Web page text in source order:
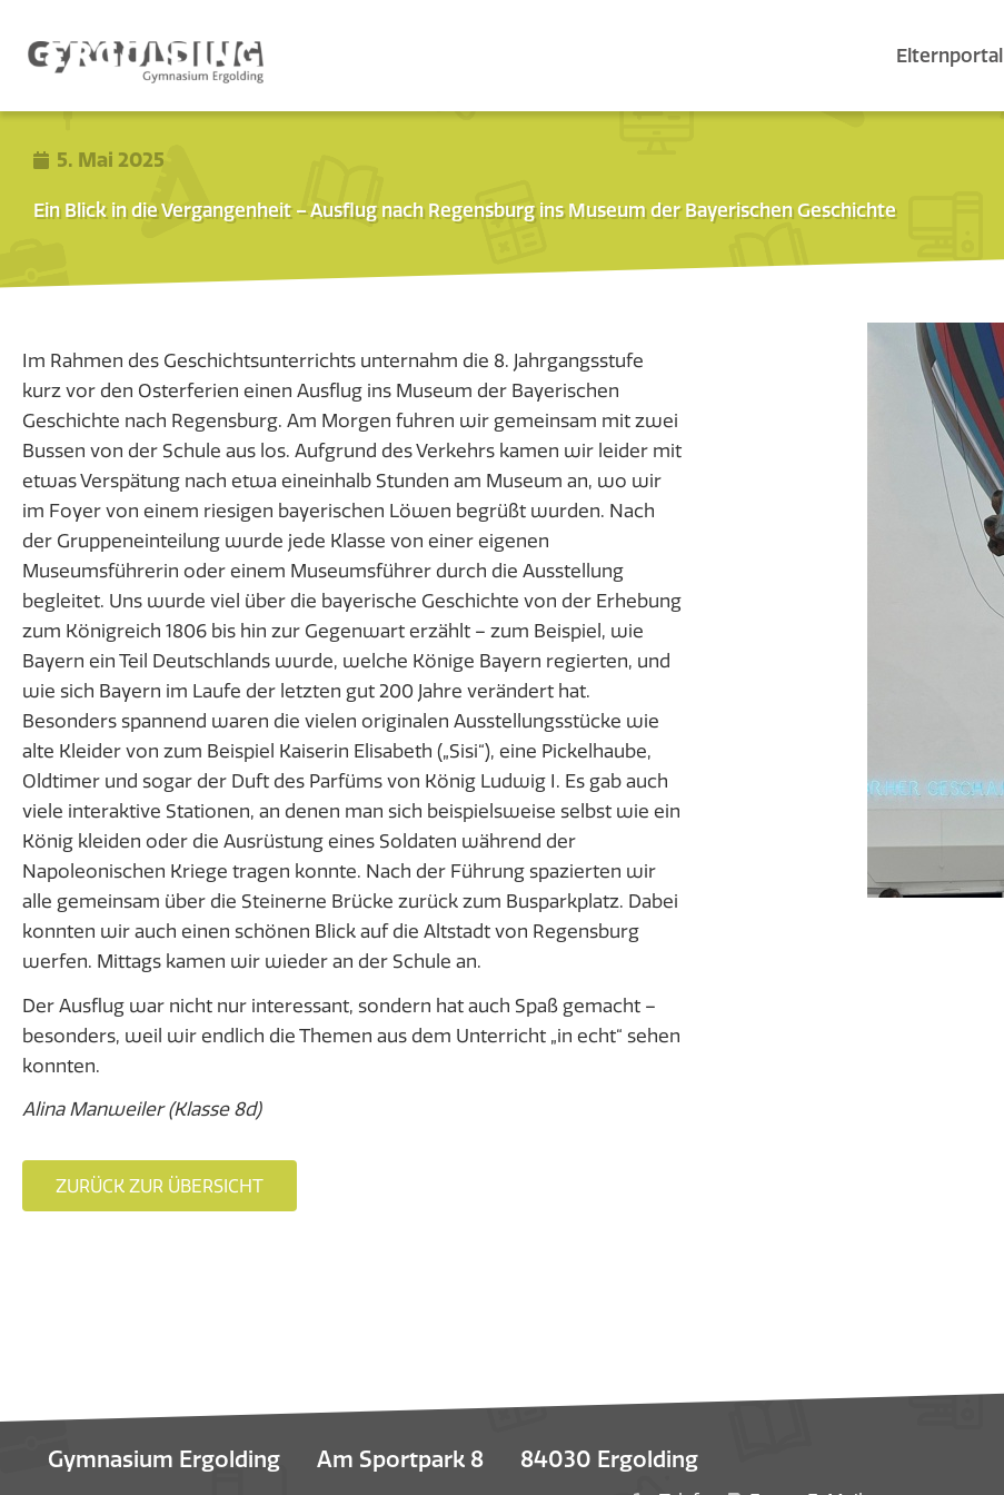
Elternportal
5. Mai 2025
Ein Blick in die Vergangenheit – Ausflug nach Regensburg ins Museum der Bayerischen Geschichte
Im Rahmen des Geschichtsunterrichts unternahm die 8. Jahrgangsstufe
kurz vor den Osterferien einen Ausflug ins Museum der Bayerischen
Geschichte nach Regensburg. Am Morgen fuhren wir gemeinsam mit zwei
Bussen von der Schule aus los. Aufgrund des Verkehrs kamen wir leider mit
etwas Verspätung nach etwa eineinhalb Stunden am Museum an, wo wir
im Foyer von einem riesigen bayerischen Löwen begrüßt wurden. Nach
der Gruppeneinteilung wurde jede Klasse von einer eigenen
Museumsführerin oder einem Museumsführer durch die Ausstellung
begleitet. Uns wurde viel über die bayerische Geschichte von der Erhebung
zum Königreich 1806 bis hin zur Gegenwart erzählt – zum Beispiel, wie
Bayern ein Teil Deutschlands wurde, welche Könige Bayern regierten, und
wie sich Bayern im Laufe der letzten gut 200 Jahre verändert hat.
Besonders spannend waren die vielen originalen Ausstellungsstücke wie
alte Kleider von zum Beispiel Kaiserin Elisabeth („Sisi“), eine Pickelhaube,
Oldtimer und sogar der Duft des Parfüms von König Ludwig I. Es gab auch
viele interaktive Stationen, an denen man sich beispielsweise selbst wie ein
König kleiden oder die Ausrüstung eines Soldaten während der
Napoleonischen Kriege tragen konnte. Nach der Führung spazierten wir
alle gemeinsam über die Steinerne Brücke zurück zum Busparkplatz. Dabei
konnten wir auch einen schönen Blick auf die Altstadt von Regensburg
werfen. Mittags kamen wir wieder an der Schule an.
Der Ausflug war nicht nur interessant, sondern hat auch Spaß gemacht –
besonders, weil wir endlich die Themen aus dem Unterricht „in echt“ sehen
konnten.
Alina Manweiler (Klasse 8d)
ZURÜCK ZUR ÜBERSICHT
Gymnasium Ergolding Am Sportpark 8 84030 Ergolding